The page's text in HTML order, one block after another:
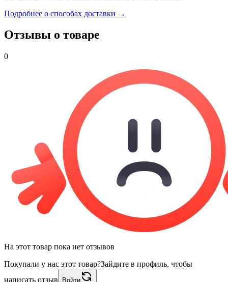
Подробнее о способах доставки →
Отзывы о товаре
0
На этот товар пока нет отзывов
Покупали у нас этот товар?Зайдите в профиль, чтобы
написать отзыв
Войти